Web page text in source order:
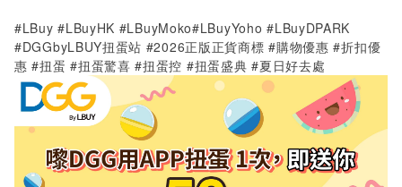
#LBuy #LBuyHK #LBuyMoko#LBuyYoho #LBuyDPARK
#DGGbyLBUY扭蛋站 #2026正版正貨商標 #購物優惠 #折扣優
惠 #扭蛋 #扭蛋驚喜 #扭蛋控 #扭蛋盛典#夏日好去處